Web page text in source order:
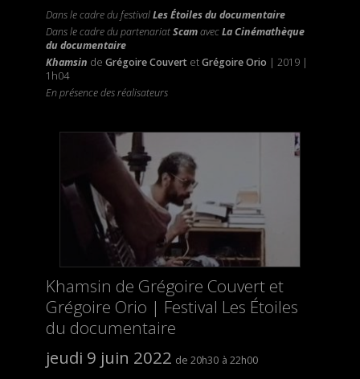
Dans le cadre du festivalLes Étoiles du documentaire
Dans le cadre du partenariatScamavecLa Cinémathèque
du documentaire
Khamsin de Grégoire CouvertetGrégoire Orio | 2019 |
1h04
En présence des réalisateurs
Khamsin de Grégoire Couvert et
Grégoire Orio | Festival Les Étoiles
du documentaire
jeudi 9 juin 2022
20h30 22h00